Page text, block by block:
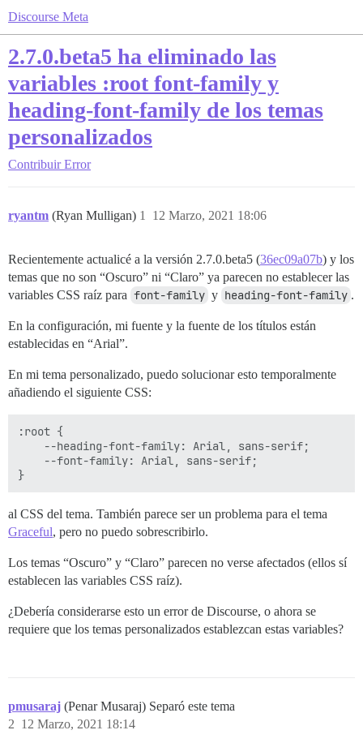
Discourse Meta
2.7.0.beta5 ha eliminado las
variables :root font-family y
heading-font-family de los temas
personalizados
Contribuir Error
ryantm (Ryan Mulligan) 12 Marzo, 2021 18:06
1
Recientemente actualicé a la versión 2.7.0.beta5 (36ec09a07b) y los
temas que no son “Oscuro” ni “Claro” ya parecen no establecer las
variables CSS raíz para font-family y heading-font-family .
En la configuración, mi fuente y la fuente de los títulos están
establecidas en “Arial”.
En mi tema personalizado, puedo solucionar esto temporalmente
añadiendo el siguiente CSS:
:root {
    --heading-font-family: Arial, sans-serif;
    --font-family: Arial, sans-serif;
al CSS del tema. También parece ser un problema para el tema
Graceful, pero no puedo sobrescribirlo.
Los temas “Oscuro” y “Claro” parecen no verse afectados (ellos sí
establecen las variables CSS raíz).
¿Debería considerarse esto un error de Discourse, o ahora se
requiere que los temas personalizados establezcan estas variables?
pmusaraj (Penar Musaraj) Separó este tema
12 Marzo, 2021 18:14
2